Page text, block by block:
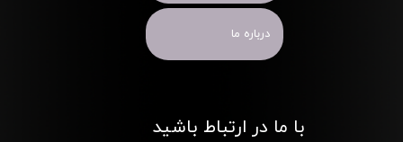
درباره ما
با ما در ارتباط باشید